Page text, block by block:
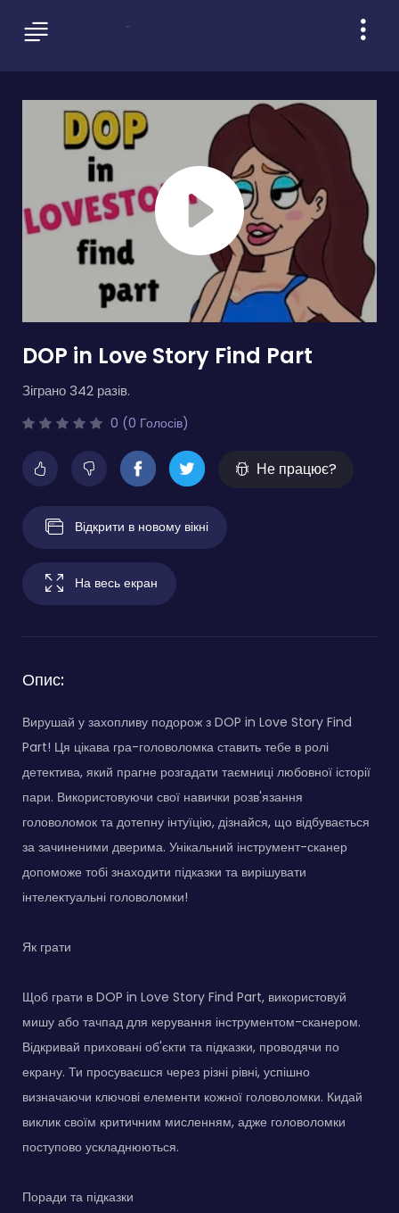
DOP in Love Story Find Part
Зіграно 342 разів.
0 (0 Голосів)
Не працює?
Відкрити в новому вікні
На весь екран
Опис:
Вирушай у захопливу подорож з DOP in Love Story Find
Part! Ця цікава гра-головоломка ставить тебе в ролі
детектива, який прагне розгадати таємниці любовної історії
пари. Використовуючи свої навички розв'язання
головоломок та дотепну інтуїцію, дізнайся, що відбувається
за зачиненими дверима. Унікальний інструмент-сканер
допоможе тобі знаходити підказки та вирішувати
інтелектуальні головоломки!
Як грати
Щоб грати в DOP in Love Story Find Part, використовуй
мишу або тачпад для керування інструментом-сканером.
Відкривай приховані об'єкти та підказки, проводячи по
екрану. Ти просуваєшся через різні рівні, успішно
визначаючи ключові елементи кожної головоломки. Кидай
виклик своїм критичним мисленням, адже головоломки
поступово ускладнюються.
Поради та підказки